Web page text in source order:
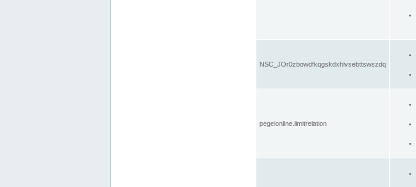
NSC_JOr0zbowdfkqgskdxhlvsebttswszdq
pegelonline.limitrelation